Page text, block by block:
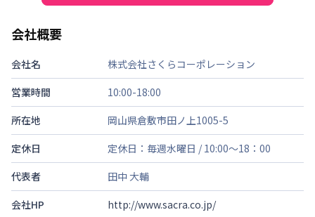
会社概要
会社名
株式会社さくらコーポレーション
営業時間
10:00-18:00
所在地
岡山県倉敷市田ノ上1005-5
定休日
定休日：毎週水曜日 / 10:00～18：00
代表者
田中 大輔
会社HP
http://www.sacra.co.jp/